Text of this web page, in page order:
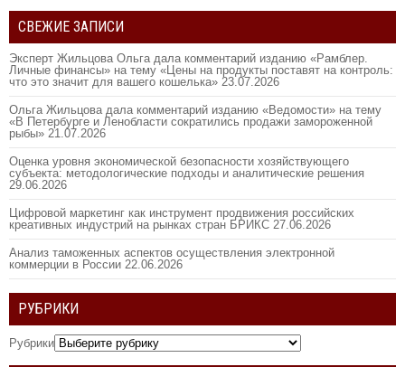
СВЕЖИЕ ЗАПИСИ
Эксперт Жильцова Ольга дала комментарий изданию «Рамблер.
Личные финансы» на тему «Цены на продукты поставят на контроль:
что это значит для вашего кошелька» 23.07.2026
Ольга Жильцова дала комментарий изданию «Ведомости» на тему
«В Петербурге и Ленобласти сократились продажи замороженной
рыбы» 21.07.2026
Оценка уровня экономической безопасности хозяйствующего
субъекта: методологические подходы и аналитические решения
29.06.2026
Цифровой маркетинг как инструмент продвижения российских
креативных индустрий на рынках стран БРИКС 27.06.2026
Анализ таможенных аспектов осуществления электронной
коммерции в России 22.06.2026
РУБРИКИ
Рубрики